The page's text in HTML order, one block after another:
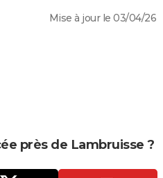
Mise à jour le 03/04/26
près de Lambruisse ?